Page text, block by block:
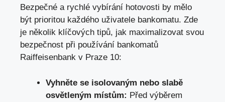
Bezpečné a rychlé vybírání hotovosti by mělo
být prioritou každého uživatele bankomatu. Zde
je několik klíčových tipů, jak maximalizovat svou
bezpečnost při používání bankomatů
Raiffeisenbank v Praze 10:
Vyhněte se isolovaným nebo slabě
osvětleným místům: Před výběrem